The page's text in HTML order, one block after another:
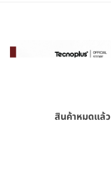
สินค้าหมดแล้ว